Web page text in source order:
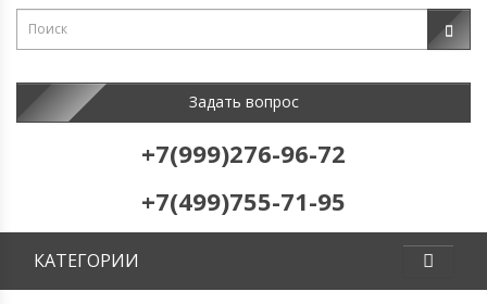
Задать вопрос
+7(999)276-96-72
+7(499)755-71-95
КАТЕГОРИИ